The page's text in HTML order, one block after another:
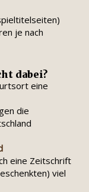
je nach
dabei?
eine
die
eine Zeitschrift
viel